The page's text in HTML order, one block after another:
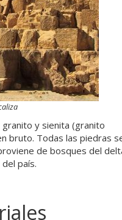
y sienita (granito
bruto. Todas las piedras
de bosques del
país.